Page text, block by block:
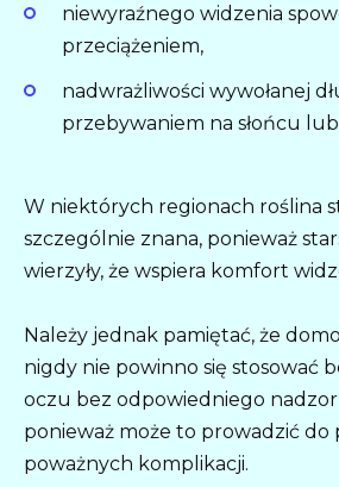
niewyraźnego widzenia
przeciążeniem,
nadwrażliwości wywołanej
przebywaniem na słońcu
W niektórych regionach roślina
szczególnie znana, ponieważ
wierzyły, że wspiera komfort
Należy jednak pamiętać, że
nigdy nie powinno się stosować
oczu bez odpowiedniego
ponieważ może to prowadzić do
poważnych komplikacji.